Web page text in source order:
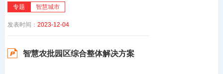
专题 智慧城市
发表时间： 2023-12-04
智慧农批园区综合整体解决方案